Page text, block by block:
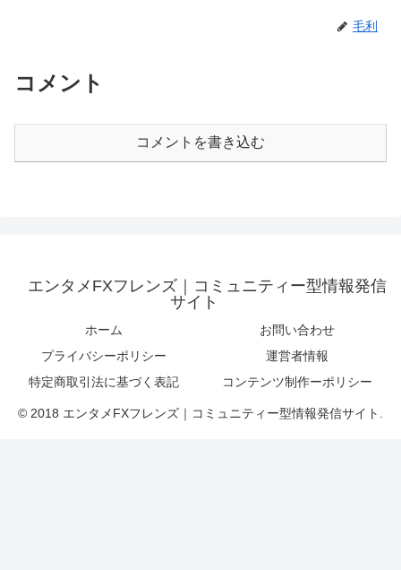
毛利
コメント
コメントを書き込む
エンタメFXフレンズ｜コミュニティー型情報発信
サイト
ホーム
お問い合わせ
プライバシーポリシー
運営者情報
特定商取引法に基づく表記
コンテンツ制作ーポリシー
© 2018 エンタメFXフレンズ｜コミュニティー型情報発信サイト.